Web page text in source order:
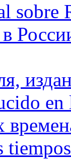
sobre
en